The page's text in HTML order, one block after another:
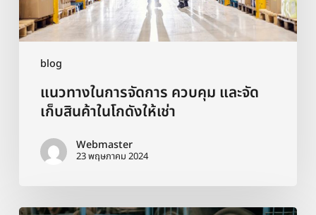
blog
โกดัง
ให้
แนวทางในการจัดการ ควบคุม และจัด
เก็บสินค้าในโกดังให้เช่า
Webmaster
23 พฤษภาคม 2024